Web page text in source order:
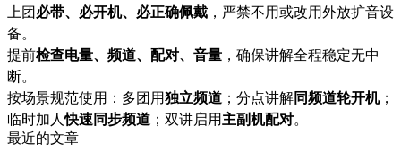
上团必带、必开机、必正确佩戴 ，严禁不用或改用外放扩音设
备。
提前检查电量、频道、配对、音量 ，确保讲解全程稳定无中
断。
按场景规范使用：多团用独立频道 ；分点讲解同频道轮开机；
临时加人快速同步频道 ；双讲启用主副机配对。
最近的文章